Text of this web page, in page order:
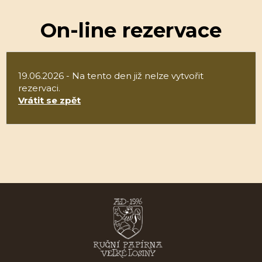
On-line rezervace
19.06.2026 - Na tento den již nelze vytvořit
rezervaci.
Vrátit se zpět